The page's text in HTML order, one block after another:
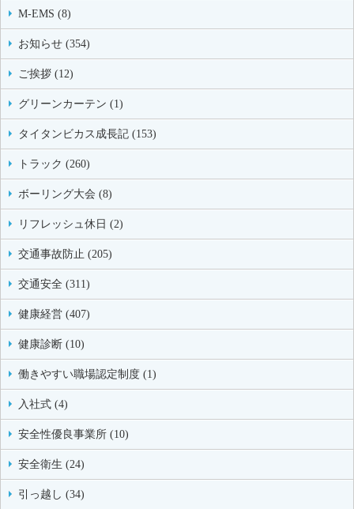
M-EMS (8)
お知らせ (354)
ご挨拶 (12)
グリーンカーテン (1)
タイタンビカス成長記 (153)
トラック (260)
ボーリング大会 (8)
リフレッシュ休日 (2)
交通事故防止 (205)
交通安全 (311)
健康経営 (407)
健康診断 (10)
働きやすい職場認定制度 (1)
入社式 (4)
安全性優良事業所 (10)
安全衛生 (24)
引っ越し (34)